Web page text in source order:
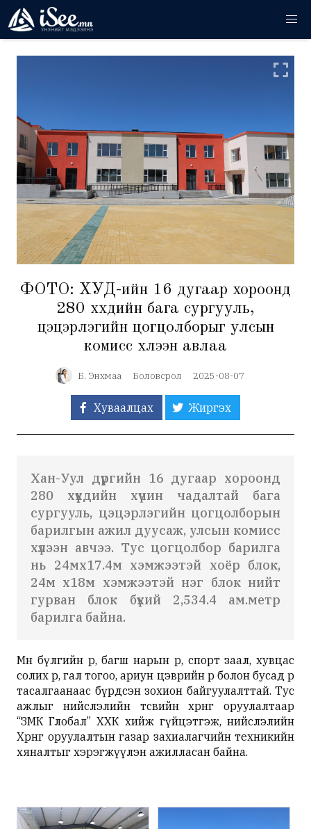
ФОТО: ХУД-ийн 16 дугаар хороонд
280 хүүхдийн бага сургууль,
цэцэрлэгийн цогцолборыг улсын
комисс хүлээн авлаа
Б. Энхмаа Боловсрол 2025-08-07
Хуваалцах Жиргэх
Хан-Уул дүүргийн 16 дугаар хороонд
280 хүүхдийн хүчин чадалтай бага
сургууль, цэцэрлэгийн цогцолборын
барилгын ажил дуусаж, улсын комисс
хүлээн авчээ. Тус цогцолбор барилга
нь 24мх17.4м хэмжээтэй хоёр блок,
24м х18м хэмжээтэй нэг блок нийт
гурван блок бүхий 2,534.4 ам.метр
барилга байна.
Мөн бүлгийн өрөө, багш нарын өрөө, спорт заал, хувцас
солих өрөө, гал тогоо, ариун цэврийн өрөө болон бусад өрөө
тасалгаанаас бүрдсэн зохион байгуулалттай. Тус
ажлыг нийслэлийн төсвийн хөрөнгө оруулалтаар
“ЗМК Глобал” ХХК хийж гүйцэтгэж, нийслэлийн
Хөрөнгө оруулалтын газар захиалагчийн техникийн
хяналтыг хэрэгжүүлэн ажилласан байна.